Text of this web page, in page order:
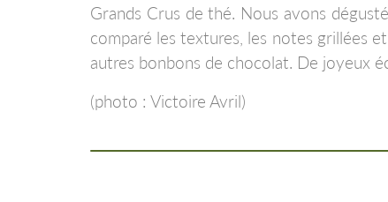
Grands Crus de thé. Nous avons
comparé les textures, les notes grillées
autres bonbons de chocolat. De joyeux
(photo : Victoire Avril)